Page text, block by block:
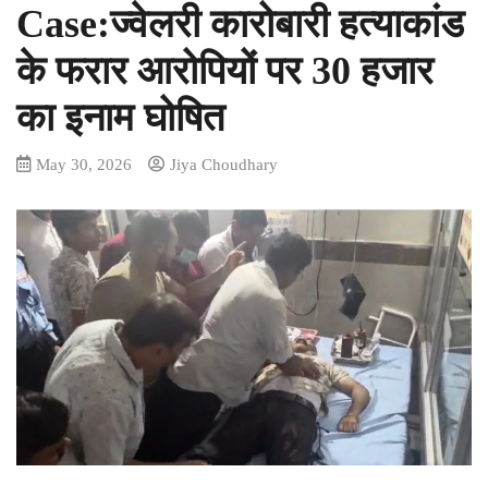
Case:ज्वेलरी कारोबारी हत्याकांड
के फरार आरोपियों पर 30 हजार
का इनाम घोषित
May 30, 2026 Jiya Choudhary